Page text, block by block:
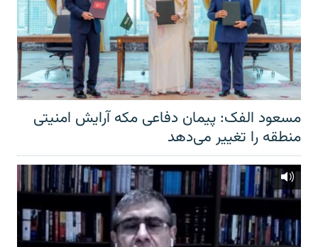
مسعود الفک: پیمان دفاعی مکه آرایش امنیتی
منطقه را تغییر می‌دهد